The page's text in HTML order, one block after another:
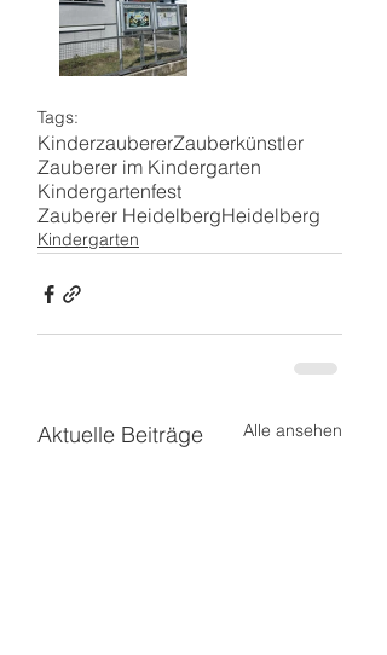
Tags:
KinderzaubererZauberkünstler
Zauberer im Kindergarten
Kindergartenfest
Zauberer HeidelbergHeidelberg
Kindergarten
Aktuelle Beiträge Alle ansehen